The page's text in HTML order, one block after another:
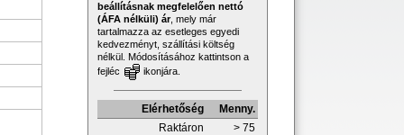
beállításnak megfelelően nettó
(ÁFA nélküli) ár, mely már
tartalmazza az esetleges egyedi
kedvezményt, szállítási költség
nélkül. Módosításához kattintson a
fejléc
ikonjára.
Elérhetőség
Menny.
Raktáron
> 75